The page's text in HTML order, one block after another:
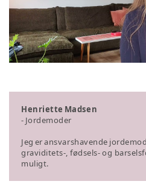
Henriette Madsen
- Jordemoder
​​​​​​​Jeg er ansvarshavende
graviditets-, fødsels- og
muligt.